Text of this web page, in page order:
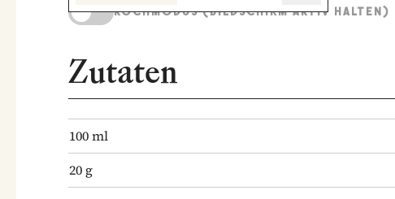
KOCHMODUS (BILDSCHIRM AKTIV HALTEN)
Zutaten
100ml
20 g